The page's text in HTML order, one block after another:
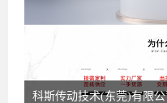
科斯传动技术(东莞)有限